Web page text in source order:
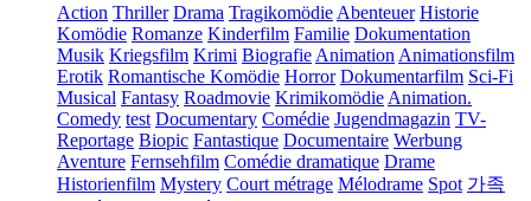
Action Thriller Drama Tragikomödie Abenteuer Historie
Komödie Romanze Kinderfilm Familie Dokumentation
Musik Kriegsfilm Krimi Biografie Animation Animationsfilm
Erotik Romantische Komödie Horror Dokumentarfilm Sci-Fi
Musical Fantasy Roadmovie Krimikomödie Animation.
Comedy test Documentary Comédie Jugendmagazin TV-
Reportage Biopic Fantastique Documentaire Werbung
Aventure Fernsehfilm Comédie dramatique Drame
Historienfilm Mystery Court métrage Mélodrame Spot 가족